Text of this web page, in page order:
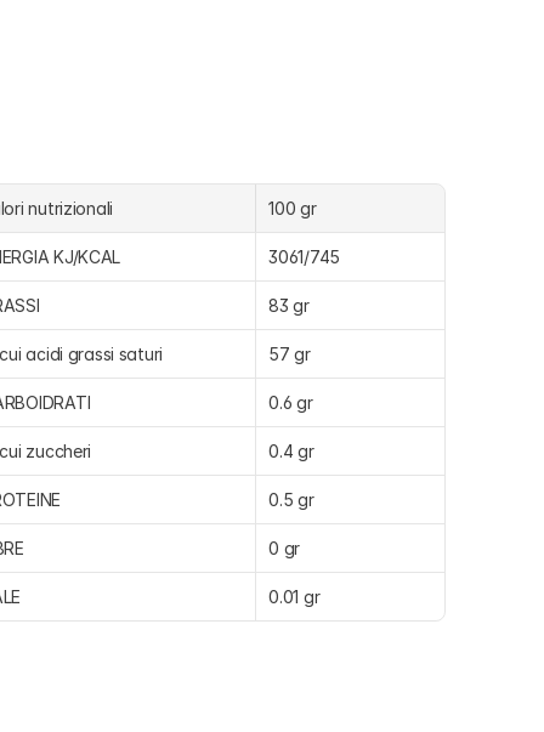
nutrizionali 100 gr
KJ/KCAL 3061/745
83 gr
acidi grassi saturi 57 gr
0.6 gr
zuccheri 0.4 gr
0.5 gr
0 gr
0.01 gr